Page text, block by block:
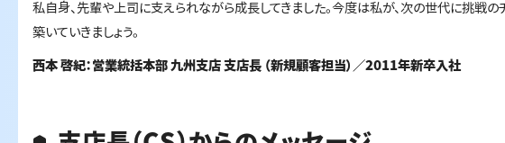
私自身、先輩や上司に支えられながら成長してきました。今度は私が、次の世代に挑戦の
築いていきましょう。
西本 啓紀：営業統括本部 九州支店 支店長 （新規顧客担当）／2011年新卒入社